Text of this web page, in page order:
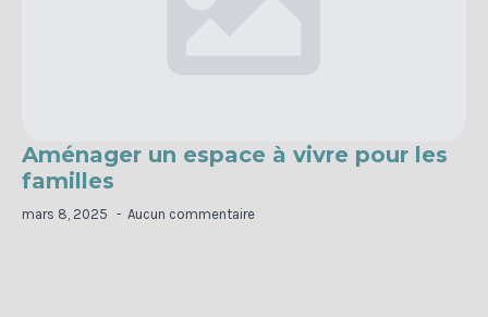
Aménager un espace à vivre pour les
familles
mars 8, 2025 Aucun commentaire